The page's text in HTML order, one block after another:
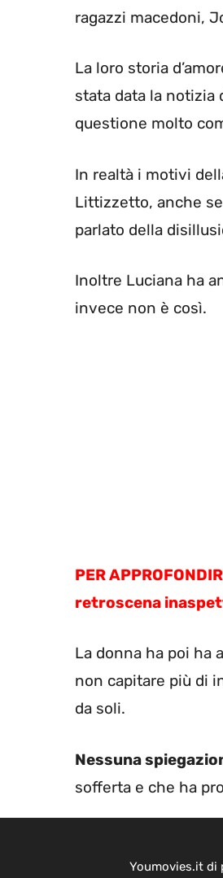
ragazzi macedoni,
La loro storia
stata data la notizia
questione molto
In realtà i motivi
Littizzetto, anche
parlato della
Inoltre Luciana ha
invece non è così.
PER
retroscena
La donna ha poi ha
non capitare più di
da soli.
Nessuna
sofferta e che ha
Youmovies.it di